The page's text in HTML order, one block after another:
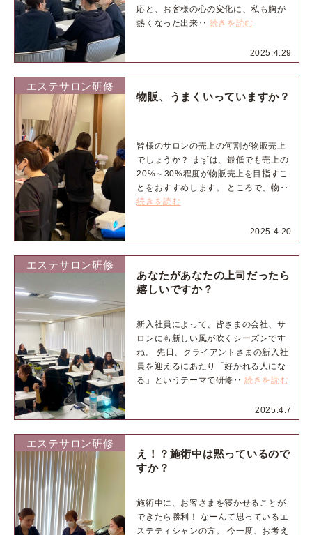
2025.4.29
応と、お客様の心の変化に、私も胸が
熱くなった出来‥ 続きを読む
エステサロン研修
2025.4.20
物販、うまくいっていますか？
皆様のサロンの売上の何割が物販売上
でしょうか？ まずは、最低でも売上の
20%～30%程度が物販売上を目指すこ
とをおすすめします。 ところで、物‥
続きを読む
エステサロン研修
2025.4.7
あなたがあなたの上司だったら
嬉しいですか？
新入社員によって、皆さまの会社、サ
ロンにも新しい風が吹くシーズンです
ね。 先日、クライアントさまの新入社
員を迎えるにあたり「好かれる人にな
る」というテーマで研修‥続きを読む
エステサロン研修
え！？施術中は黙っているので
すか？
施術中に、お客さまを寝かせることが
できたら勝利！ なーんて思っているエ
ステティシャンの方。 今一度、お考え